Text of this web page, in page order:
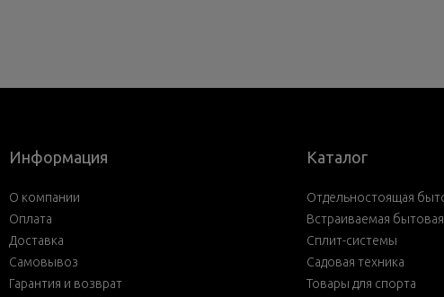
Информация
О компании
Оплата
Доставка
Самовывоз
Гарантия и возврат
Каталог
Отдельностоящая
Встраиваемая
Сплит-системы
Садовая техника
Товары для спорта